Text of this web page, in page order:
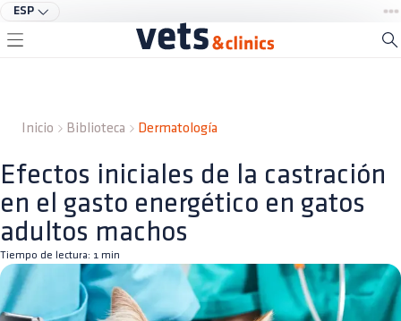
ESP
Inicio Biblioteca Dermatología
Efectos iniciales de la castración
en el gasto energético en gatos
adultos machos
Tiempo de lectura: 1 min